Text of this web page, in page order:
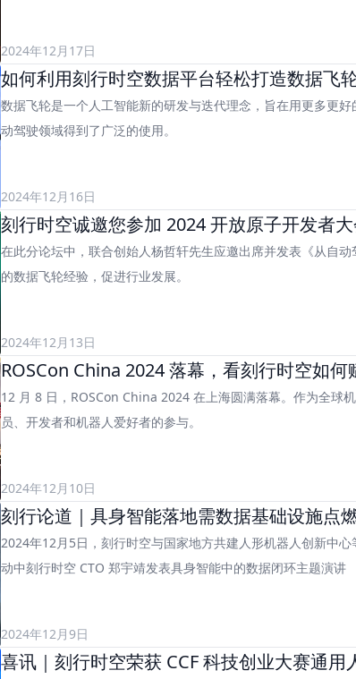
2024年12月17日
如何利用刻行时空数据平台轻松打造数据飞
数据飞轮是一个人工智能新的研发与迭代理念，旨在用更多更
动驾驶领域得到了广泛的使用。
2024年12月16日
刻行时空诚邀您参加 2024 开放原子开发者大
在此分论坛中，联合创始人杨哲轩先生应邀出席并发表《从自
的数据飞轮经验，促进行业发展。
2024年12月13日
12 月 8 日，ROSCon China 2024 在上海圆满落幕。作为全球
员、开发者和机器人爱好者的参与。
2024年12月10日
2024年12月5日，刻行时空与国家地方共建人形机器人创新中
动中刻行时空 CTO 郑宇靖发表具身智能中的数据闭环主题演讲
2024年12月9日
喜讯｜刻行时空荣获 CCF 科技创业大赛通